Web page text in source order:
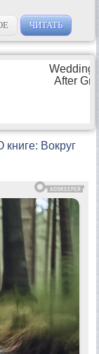
ЧИТАТЬ
книге: Вокруг